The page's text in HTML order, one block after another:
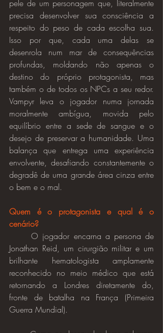
pele de um personagem que, literalmente
precisa desenvolver sua consciência a
respeito do peso de cada escolha sua.
Isso por que, cada uma delas se
desenrola num mar de consequências
profundas, moldando não apenas o
destino do próprio protagonista, mas
também o de todos os NPCs a seu redor.
Vampyr leva o jogador numa jornada
moralmente ambígua, movida pelo
equilíbrio entre a sede de sangue e o
desejo de preservar a humanidade. Uma
balança que entrega uma experiência
envolvente, desafiando constantemente o
degradê de uma grande área cinza entre
o bem e o mal.
Quem é o protagonista e qual é o
cenário?
	O jogador encarna a persona de
Jonathan Reid, um cirurgião militar e um
brilhante hematologista amplamente
reconhecido no meio médico que está
retornando a Londres diretamente do,
fronte de batalha na França (Primeira
Guerra Mundial).